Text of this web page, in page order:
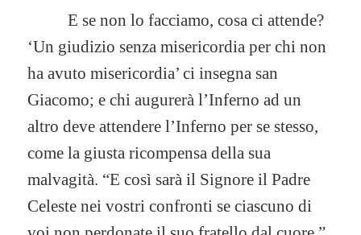
E se non lo facciamo, cosa ci attende?
‘Un giudizio senza misericordia per chi non
ha avuto misericordia’ ci insegna san
Giacomo; e chi augurerà l’Inferno ad un
altro deve attendere l’Inferno per se stesso,
come la giusta ricompensa della sua
malvagità. “E così sarà il Signore il Padre
Celeste nei vostri confronti se ciascuno di